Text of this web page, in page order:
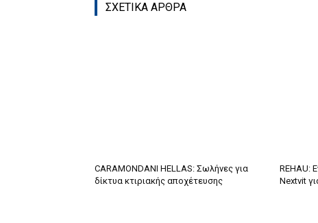
ΣΧΕΤΙΚΑ ΑΡΘΡΑ
CARAMONDANI HELLAS: Σωλήνες για
δίκτυα κτιριακής αποχέτευσης
REHAU:
Nextvit